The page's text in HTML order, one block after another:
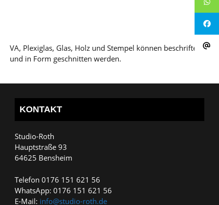
VA, Plexiglas, Glas, Holz und Stempel können beschriftet
und in Form geschnitten werden.
KONTAKT
Studio-Roth
Hauptstraße 93
64625 Bensheim
Telefon 0176 151 621 56
WhatsApp: 0176 151 621 56
E-Mail: info@studio-roth.de